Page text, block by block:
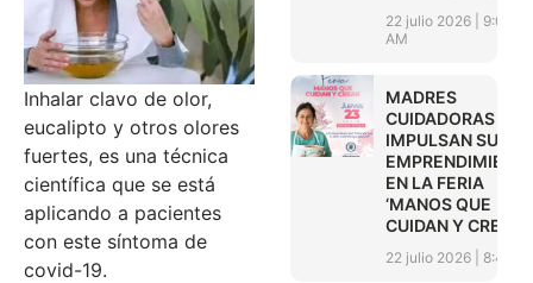
Inhalar clavo de olor,
eucalipto y otros olores
fuertes, es una técnica
científica que se está
aplicando a pacientes
con este síntoma de
covid-19.
22 julio 2026
9:01
AM
MADRES
CUIDADORAS
IMPULSAN SUS
EN LA FERIA
‘MANOS QUE
CUIDAN Y CREAN’
22 julio 2026 8:45